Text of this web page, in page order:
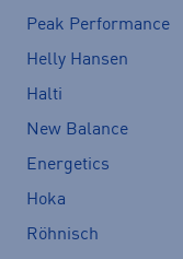
Peak Performance
Helly Hansen
Halti
New Balance
Energetics
Hoka
Röhnisch